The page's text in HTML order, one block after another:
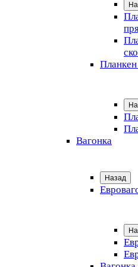
Вагонка
Назад